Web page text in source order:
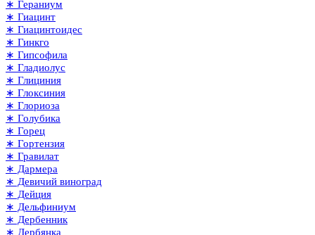
∗ Гераниум
∗ Гиацинт
∗ Гиацинтоидес
∗ Гинкго
∗ Гипсофила
∗ Гладиолус
∗ Глициния
∗ Глоксиния
∗ Глориоза
∗ Голубика
∗ Горец
∗ Гортензия
∗ Гравилат
∗ Дармера
∗ Девичий виноград
∗ Дейция
∗ Дельфиниум
∗ Дербенник
∗ Дербянка